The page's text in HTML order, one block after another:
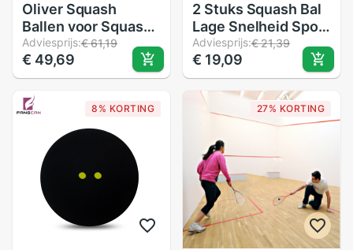
Oliver Squash
Ballen voor Squash
Racket, Drie
Verschillende
Snelheden
Adviesprijs:€ 61,19
€ 49,69
2 Stuks Squash Bal
Lage Snelheid Sport
Rubber Ballen Gele
Stippen
Professionele
Speler Concurrentie
Duurzaam Squash
Rubberen Bal
Adviesprijs:€ 21,39
€ 19,09
8% KORTING 27% KORTING